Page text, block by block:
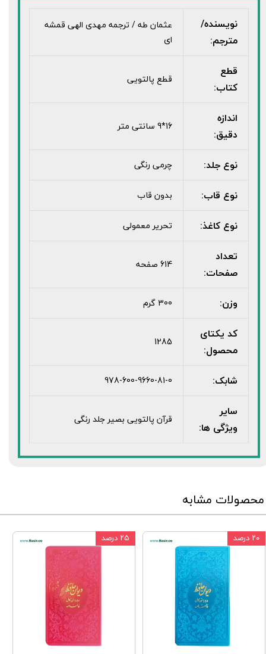
نویسنده/
مترجم:
عثمان طه / ترجمه مهدی الهی قمشه
ای
قطع
کتاب:
قطع پالتویی
اندازه
دقیق:
16*9 سانتی متر
نوع جلد: چرمی رنگی
نوع قاب: بدون قاب
نوع کاغذ: تحریر معمولی
تعداد
صفحات:
614 صفحه
وزن: 300 گرم
کد یکتای
محصول:
1285
شابک: 978-600-9660-81-0
سایر
ویژگی ها:
قرآن پالتویی بصیر جلد رنگی
محصولات مشابه
۲۰ درصد ۲۵ درصد